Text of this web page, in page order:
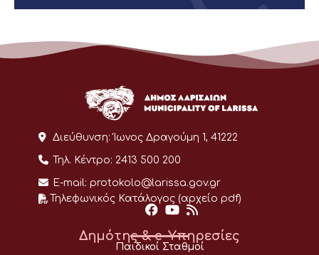
Διεύθυνση: Ίωνος Δραγούμη 1, 41222
Τηλ. Κέντρο: 2413 500 200
E-mail: protokolo@larissa.gov.gr
Τηλεφωνικός Κατάλογος (αρχείο pdf)
Δημότης & e-Υπηρεσίες
Παιδικοί Σταθμοί